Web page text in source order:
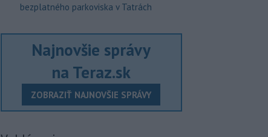
bezplatného parkoviska v Tatrách
Najnovšie správy
na Teraz.sk
ZOBRAZIŤ NAJNOVŠIE SPRÁVY